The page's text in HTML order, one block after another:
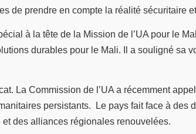
de prendre en compte la réalité sécuritaire
à la tête de la Mission de l’UA pour le
durables pour le Mali. Il a souligné sa
La Commission de l’UA a récemment
persistants.
Le pays fait face à des
des alliances régionales renouvelées.